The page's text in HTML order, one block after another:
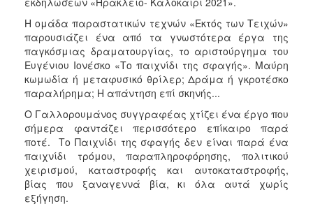
Η ομάδα παραστατικών τεχνών «Εκτός των Τειχών»
παρουσιάζει ένα από τα γνωστότερα έργα της
παγκόσμιας δραματουργίας, το αριστούργημα του
Ευγένιου Ιονέσκο «Το παιχνίδι της σφαγής». Μαύρη
κωμωδία ή μεταφυσικό θρίλερ; Δράμα ή γκροτέσκο
παραλήρημα; Η απάντηση επί σκηνής...
Ο Γαλλορουμάνος συγγραφέας χτίζει ένα έργο που
σήμερα φαντάζει περισσότερο επίκαιρο παρά
ποτέ. Το Παιχνίδι της σφαγής δεν είναι παρά ένα
παιχνίδι τρόμου, παραπληροφόρησης, πολιτικού
χειρισμού, καταστροφής και αυτοκαταστροφής,
βίας που ξαναγεννά βία, κι όλα αυτά χωρίς
εξήγηση.